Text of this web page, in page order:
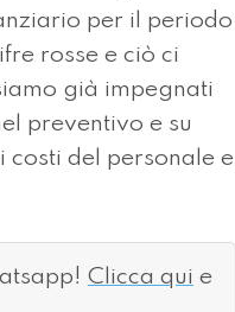
per il periodo
rosse e ciò ci
già impegnati
preventivo e su
costi del personale e
Clicca qui e